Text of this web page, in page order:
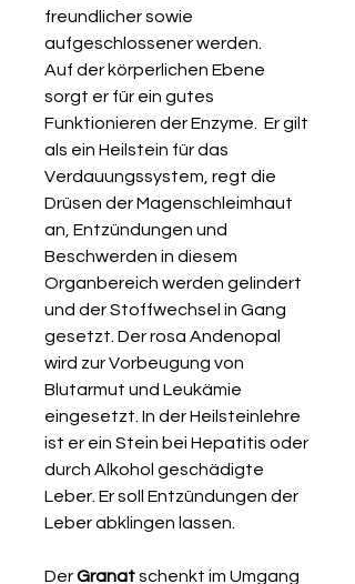
freundlicher sowie
aufgeschlossener werden.
Auf der körperlichen Ebene
sorgt er für ein gutes
Funktionieren der Enzyme. Er gilt
als ein Heilstein für das
Verdauungssystem, regt die
Drüsen der Magenschleimhaut
an, Entzündungen und
Beschwerden in diesem
Organbereich werden gelindert
und der Stoffwechsel in Gang
gesetzt. Der rosa Andenopal
wird zur Vorbeugung von
Blutarmut und Leukämie
eingesetzt. In der Heilsteinlehre
ist er ein Stein bei Hepatitis oder
durch Alkohol geschädigte
Leber. Er soll Entzündungen der
Leber abklingen lassen.
DerGranatschenkt im Umgang